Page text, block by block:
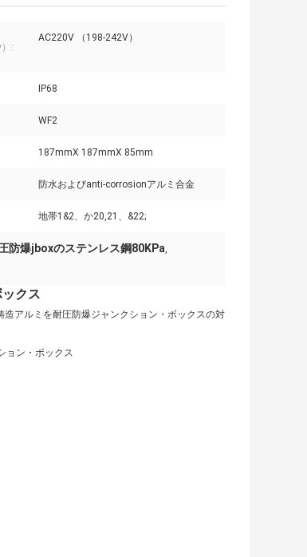
:
AC220V （198-242V）
IP68
WF2
187mmX 187mmX 85mm
防水およびanti-corrosionアルミ合金
地帯1&2、か20,21、&22;
防爆jboxのステンレス鋼80KPa,
クス
アルミを耐圧防爆ジャンクション・ボックスの対
ョン・ボックス